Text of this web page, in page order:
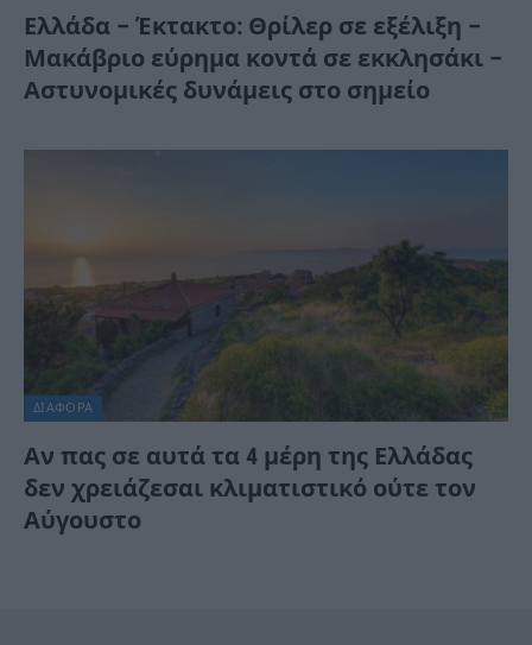
Ελλάδα – Έκτακτο: Θρίλερ σε εξέλιξη –
Μακάβριο εύρημα κοντά σε εκκλησάκι –
Αστυνομικές δυνάμεις στο σημείο
ΔΙΆΦΟΡΑ
Αν πας σε αυτά τα 4 μέρη της Ελλάδας
δεν χρειάζεσαι κλιματιστικό ούτε τον
Αύγουστο